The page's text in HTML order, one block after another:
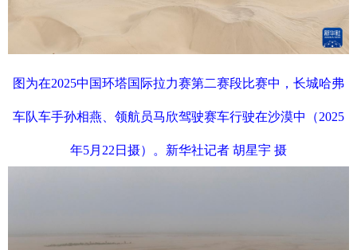
图为在2025中国环塔国际拉力赛第二赛段比赛中，长城哈弗
车队车手孙相燕、领航员马欣驾驶赛车行驶在沙漠中（2025
年5月22日摄）。新华社记者 胡星宇 摄